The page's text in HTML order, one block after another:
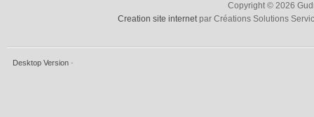
Copyright © 2026
Creation site internetpar Créations Solutions
Desktop Version -